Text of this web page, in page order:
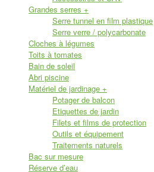
Grandes serres +
Serre tunnel en film plastique
Serre verre / polycarbonate
Cloches à légumes
Toits à tomates
Bain de soleil
Abri piscine
Matériel de jardinage +
Potager de balcon
Etiquettes de jardin
Filets et films de protection
Outils et équipement
Traitements naturels
Bac sur mesure
Réserve d’eau